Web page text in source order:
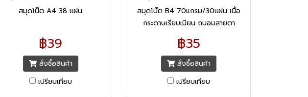
สมุดโน๊ต A4 38 แผ่น
฿39
สั่งซื้อสินค้า
เปรียบเทียบ
สมุดโน๊ต B4 70แกรม/30แผ่น เนื้อ
กระดาษเรียบเนียน ถนอมสายตา
฿35
สั่งซื้อสินค้า
เปรียบเทียบ